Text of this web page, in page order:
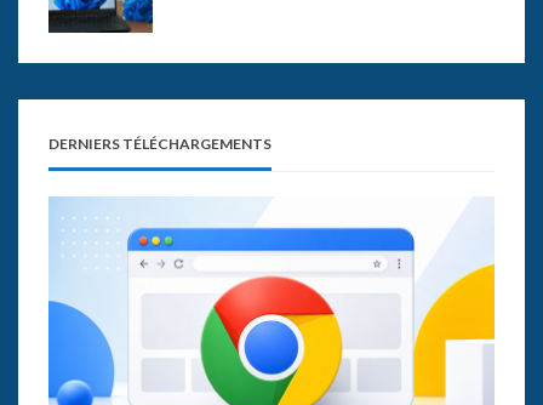
DERNIERS TÉLÉCHARGEMENTS